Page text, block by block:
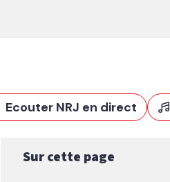
Ecouter NRJ en direct
Sur cette page